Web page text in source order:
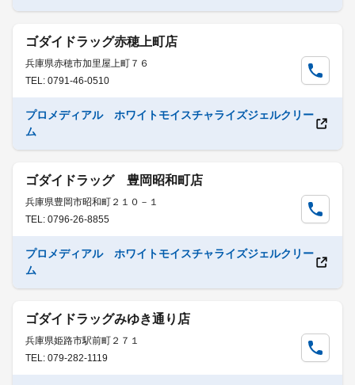
ゴダイドラッグ赤穂上町店
兵庫県赤穂市加里屋上町７６
TEL: 0791-46-0510
プロメディアル ホワイトモイスチャライズジェルクリー
ム
ゴダイドラッグ 豊岡昭和町店
兵庫県豊岡市昭和町２１０－１
TEL: 0796-26-8855
プロメディアル ホワイトモイスチャライズジェルクリー
ム
ゴダイドラッグみゆき通り店
兵庫県姫路市駅前町２７１
TEL: 079-282-1119